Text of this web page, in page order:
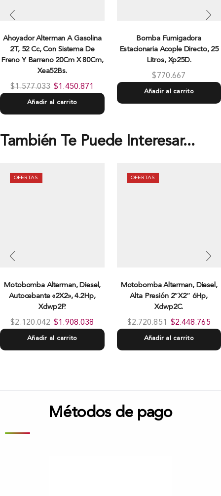
Ahoyador Alterman A Gasolina
2T, 52 Cc, Con Sistema De
Freno Y Barreno 20Cm X 80Cm,
Xea52Bs.
$1.577.033 $1.450.871
Añadir al carrito
Bomba Fumigadora
Estacionaria Acople Directo, 25
Litros, Xp25D.
$ 770.667
Añadir al carrito
También Te Puede Interesar...
OFERTAS
Motobomba Alterman, Diesel,
Autocebante «2X2», 4.2Hp,
Xdwp2P.
$2.120.042 $1.908.038
Añadir al carrito
OFERTAS
Motobomba Alterman, Diesel,
Alta Presión 2″X2″ 6Hp,
Xdwp2C.
$2.720.851 $2.448.765
Añadir al carrito
Métodos de pago